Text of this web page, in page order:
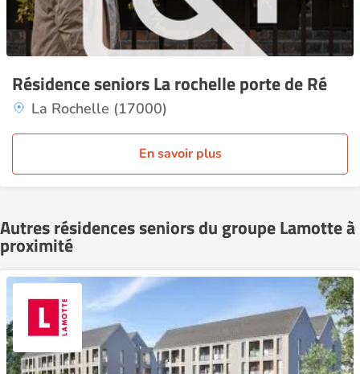
Résidence seniors La rochelle porte de Ré
La Rochelle (17000)
En savoir plus
Autres résidences seniors du groupe Lamotte à
proximité